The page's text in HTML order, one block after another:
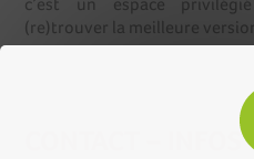
(re)trouver la meilleure
CONTACT – INFOS